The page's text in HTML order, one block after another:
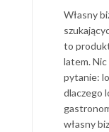
Własny
to
latem. Nic
pytanie:
dlaczego
własny